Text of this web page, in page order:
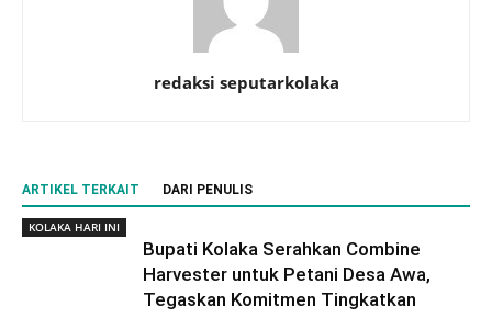
redaksi seputarkolaka
ARTIKEL TERKAIT DARI PENULIS
KOLAKA HARI INI
Bupati Kolaka Serahkan Combine
Harvester untuk Petani Desa Awa,
Tegaskan Komitmen Tingkatkan